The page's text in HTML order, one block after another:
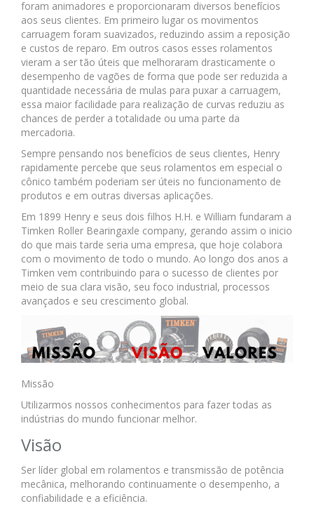
foram animadores e proporcionaram diversos benefícios
aos seus clientes. Em primeiro lugar os movimentos
carruagem foram suavizados, reduzindo assim a reposição
e custos de reparo. Em outros casos esses rolamentos
vieram a ser tão úteis que melhoraram drasticamente o
desempenho de vagões de forma que pode ser reduzida a
quantidade necessária de mulas para puxar a carruagem,
essa maior facilidade para realização de curvas reduziu as
chances de perder a totalidade ou uma parte da
mercadoria.
Sempre pensando nos benefícios de seus clientes, Henry
rapidamente percebe que seus rolamentos em especial o
cônico também poderiam ser úteis no funcionamento de
produtos e em outras diversas aplicações.
Em 1899 Henry e seus dois filhos H.H. e William fundaram a
Timken Roller Bearingaxle company, gerando assim o inicio
do que mais tarde seria uma empresa, que hoje colabora
com o movimento de todo o mundo. Ao longo dos anos a
Timken vem contribuindo para o sucesso de clientes por
meio de sua clara visão, seu foco industrial, processos
avançados e seu crescimento global.
Missão
Utilizarmos nossos conhecimentos para fazer todas as
indústrias do mundo funcionar melhor.
Visão
Ser líder global em rolamentos e transmissão de potência
mecânica, melhorando continuamente o desempenho, a
confiabilidade e a eficiência.